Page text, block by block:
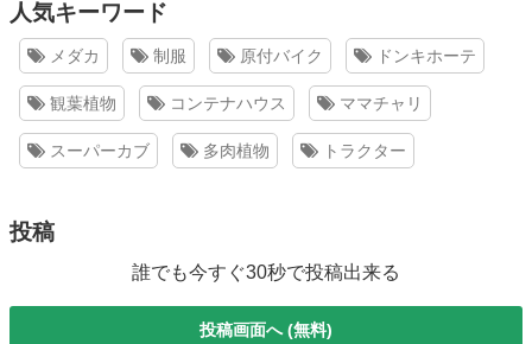
人気キーワード
メダカ 制服 原付バイク ドンキホーテ
観葉植物 コンテナハウス ママチャリ
スーパーカブ 多肉植物 トラクター
投稿
誰でも今すぐ30秒で投稿出来る
投稿画面へ (無料)